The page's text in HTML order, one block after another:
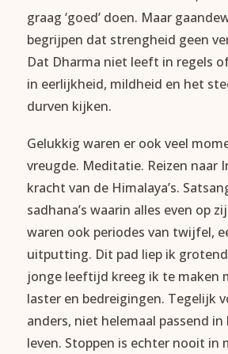
graag ‘goed’ doen. Maar
begrijpen dat strengheid geen
Dat Dharma niet leeft in regels
in eerlijkheid, mildheid en het
durven kijken.
Gelukkig waren er ook veel
vreugde. Meditatie. Reizen naar
kracht van de Himalaya’s.
sadhana’s waarin alles even op
waren ook periodes van twijfel,
uitputting. Dit pad liep ik
jonge leeftijd kreeg ik te maken
laster en bedreigingen. Tegelijk
anders, niet helemaal passend
leven. Stoppen is echter nooit in